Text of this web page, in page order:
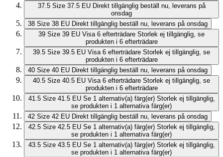
37.5 Size 37.5 EU Direkt tillgänglig beställ nu, leverans på
onsdag
38 Size 38 EU Direkt tillgänglig beställ nu, leverans på onsdag
39 Size 39 EU Visa 6 efterträdare Storlek ej tillgänglig, se
produkten i 6 efterträdare
39.5 Size 39.5 EU Visa 6 efterträdare Storlek ej tillgänglig, se
produkten i 6 efterträdare
40 Size 40 EU Direkt tillgänglig beställ nu, leverans på onsdag
40.5 Size 40.5 EU Visa 6 efterträdare Storlek ej tillgänglig, se
produkten i 6 efterträdare
41.5 Size 41.5 EU Se 1 alternativ(a) färg(er) Storlek ej tillgänglig,
se produkten i 1 alternativa färg(er)
42 Size 42 EU Direkt tillgänglig beställ nu, leverans på onsdag
42.5 Size 42.5 EU Se 1 alternativ(a) färg(er) Storlek ej tillgänglig,
se produkten i 1 alternativa färg(er)
43.5 Size 43.5 EU Se 1 alternativ(a) färg(er) Storlek ej tillgänglig,
se produkten i 1 alternativa färg(er)